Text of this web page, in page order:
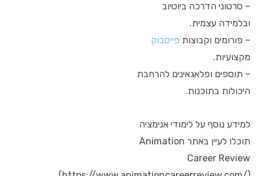
– סרטוני הדרכה ביוטיוב
ובלמידה עצמית.
– פורומים וקבוצות פייסבוק
מקצועיות.
– תוספים ופלאגאינים להרחבת
היכולות בתוכנות.
למידע נוסף על לימודי אנימציה
תוכלו לעיין באתר Animation
Career Review